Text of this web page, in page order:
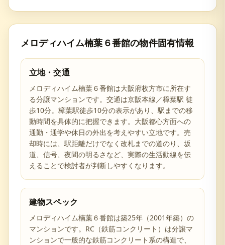
メロディハイム楠葉６番館の物件固有情報
立地・交通
メロディハイム楠葉６番館は大阪府枚方市に所在す
る分譲マンションです。交通は京阪本線／樟葉駅 徒
歩10分。樟葉駅徒歩10分の表示があり、駅までの移
動時間を具体的に把握できます。大阪都心方面への
通勤・通学や休日の外出を考えやすい立地です。売
却時には、駅距離だけでなく改札までの道のり、坂
道、信号、夜間の明るさなど、実際の生活動線を伝
えることで検討者が判断しやすくなります。
建物スペック
メロディハイム楠葉６番館は築25年（2001年築）の
マンションです。RC（鉄筋コンクリート）は分譲マ
ンションで一般的な鉄筋コンクリート系の構造で、